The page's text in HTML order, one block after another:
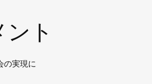
ト
実現に